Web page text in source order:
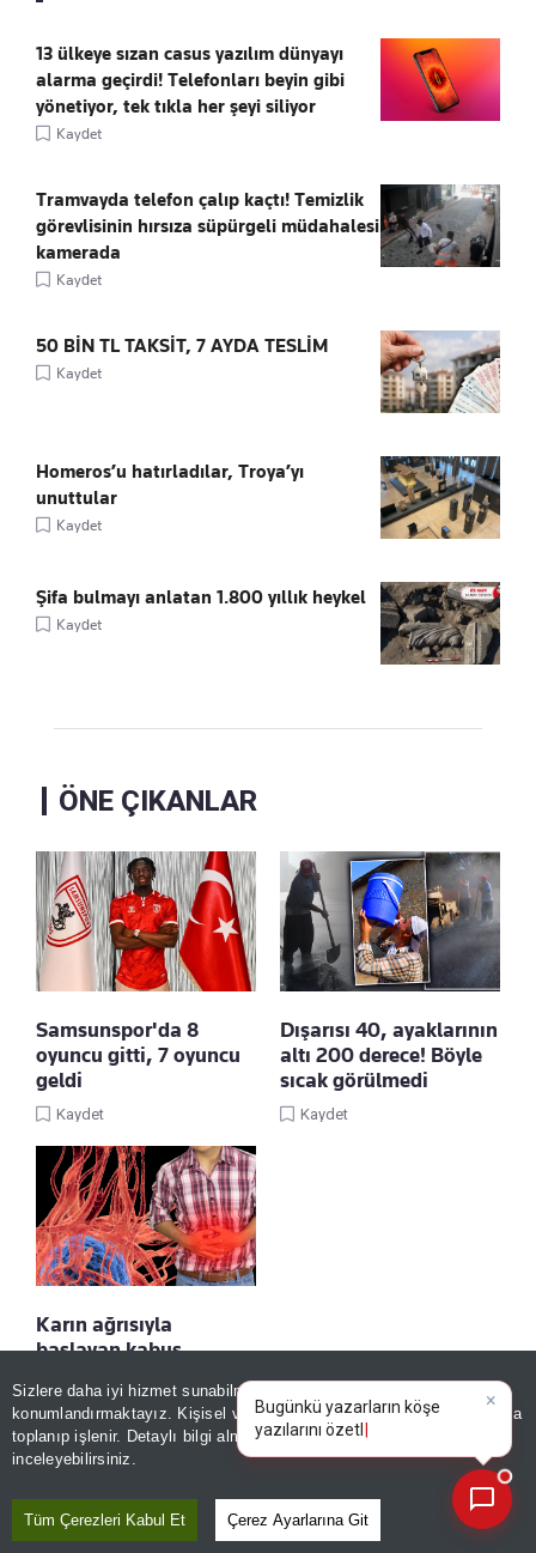
Sizlere daha iyi hizmet sunabilmek adına sitemizde
konumlandırmaktayız. Kişisel verileriniz, KVKK ve GDPR kapsamında
toplanıp işlenir. Detaylı bilgi almak içinAydınlatma Metnimizi
inceleyebilirsiniz.
Tüm Çerezleri Kabul Et Çerez Ayarlarına Git
13 ülkeye sızan casus yazılım dünyayı
alarma geçirdi! Telefonları beyin gibi
yönetiyor, tek tıkla her şeyi siliyor
Kaydet
Tramvayda telefon çalıp kaçtı! Temizlik
görevlisinin hırsıza süpürgeli müdahalesi
kamerada
Kaydet
50 BİN TL TAKSİT, 7 AYDA TESLİM
Kaydet
Homeros’u hatırladılar, Troya’yı
unuttular
Kaydet
Şifa bulmayı anlatan 1.800 yıllık heykel
Kaydet
ÖNE ÇIKANLAR
Samsunspor'da 8
oyuncu gitti, 7 oyuncu
geldi
Kaydet
Dışarısı 40, ayaklarının
altı 200 derece! Böyle
sıcak görülmedi
Kaydet
Karın ağrısıyla
başlayan kabus
Kaydet ×
Bugünkü yazarların köşe
yazılarını özetleyin!